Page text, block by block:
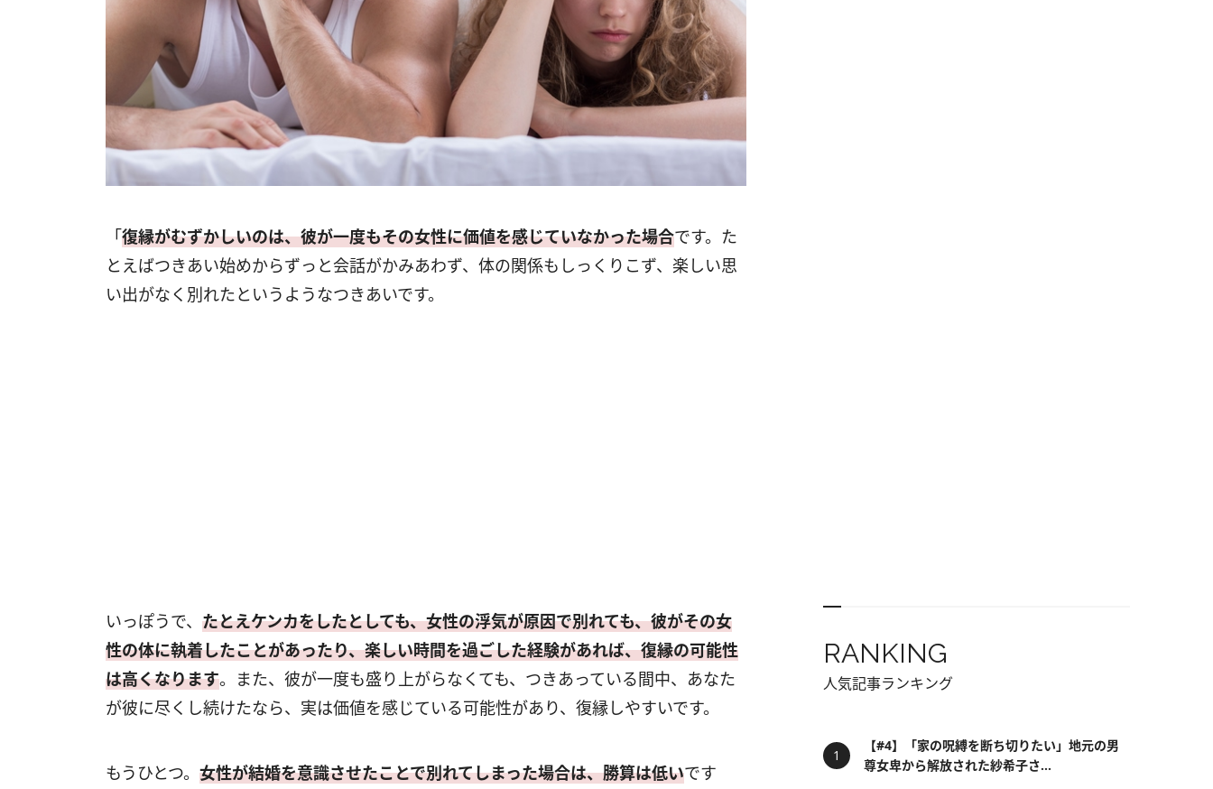
「復縁がむずかしいのは、彼が一度もその女性に価値を感じていなかった場合です。た
とえばつきあい始めからずっと会話がかみあわず、体の関係もしっくりこず、楽しい思
い出がなく別れたというようなつきあいです。
いっぽうで、 たとえケンカをしたとしても、女性の浮気が原因で別れても、彼がその女
性の体に執着したことがあったり、楽しい時間を過ごした経験があれば、復縁の可能性
は高くなります。また、彼が一度も盛り上がらなくても、つきあっている間中、あなた
が彼に尽くし続けたなら、実は価値を感じている可能性があり、復縁しやすいです。
もうひとつ。 女性が結婚を意識させたことで別れてしまった場合は、勝算は低いです
RANKING
人気記事ランキング
【#4】「家の呪縛を断ち切りたい」地元の男
尊女卑から解放された紗希子さ...